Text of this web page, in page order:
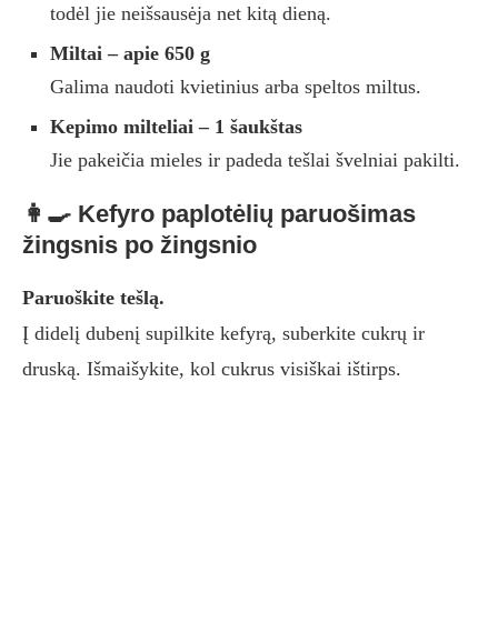
todėl jie neišsausėja net kitą dieną.
Miltai – apie 650 g
Galima naudoti kvietinius arba speltos miltus.
Kepimo milteliai – 1 šaukštas
Jie pakeičia mieles ir padeda tešlai švelniai pakilti.
👩‍🍳 Kefyro paplotėlių paruošimas
žingsnis po žingsnio
Paruoškite tešlą.
Į didelį dubenį supilkite kefyrą, suberkite cukrų ir
druską. Išmaišykite, kol cukrus visiškai ištirps.